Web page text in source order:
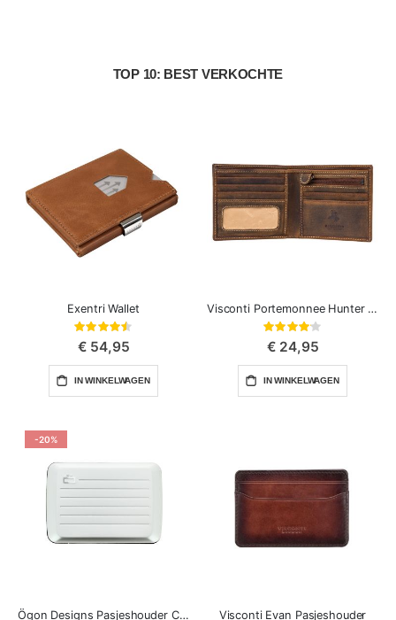
TOP 10: BEST VERKOCHTE
Exentri Wallet
Waardering:
€ 54,95
IN WINKELWAGEN
Visconti Portemonnee Hunter Shield
Waardering:
€ 24,95
IN WINKELWAGEN
-20%
Ögon Designs Pasjeshouder Card Case
Visconti Evan Pasjeshouder